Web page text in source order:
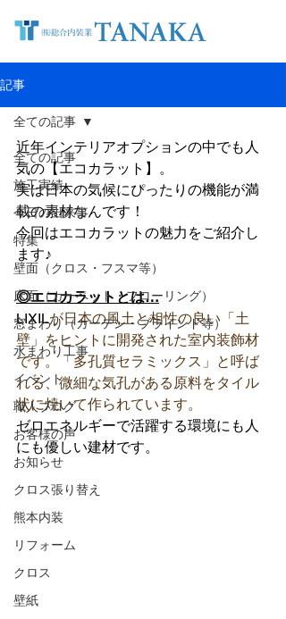
記事
全ての記事
施工実績
今日の出来事
特集
壁面（クロス・フスマ等）
床面（カーペット・フローリング）
窓まわり（カーテン・ブラインド等）
水まわり工事
イベント
職人ブログ
お客様の声
お知らせ
クロス張り替え
熊本内装
リフォーム
クロス
壁紙
全ての記事
近年インテリアオプションの中でも人
気の【エコカラット】。
実は日本の気候にぴったりの機能が満
載の素材なんです！
今回はエコカラットの魅力をご紹介し
ます♪
◎エコカラットとは…
LIXILが日本の風土と相性の良い「土
壁」をヒントに開発された室内装飾材
です。「多孔質セラミックス」と呼ば
れる、微細な気孔がある原料をタイル
状に焼いて作られています。
ゼロエネルギーで活躍する環境にも人
にも優しい建材です。